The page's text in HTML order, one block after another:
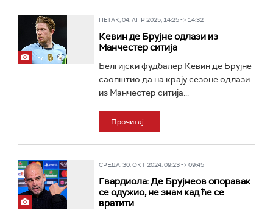
ПЕТАК, 04. АПР 2025, 14:25 -> 14:32
Кевин де Брујне одлази из
Манчестер ситија
Белгијски фудбалер Кевин де Брујне
саопштио да на крају сезоне одлази
из Манчестер ситија...
Прочитај
СРЕДА, 30. ОКТ 2024, 09:23 -> 09:45
Гвардиола: Де Брујнеов опоравак
се одужио, не знам кад ће се
вратити